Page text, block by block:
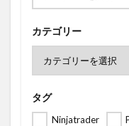
カテゴリー
タグ
Ninjatrader